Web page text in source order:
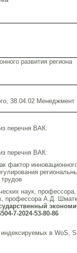
развития региона
38.04.02 Менеджмент
перечня ВАК:
перечня ВАК:
фактор
наук,
профессора А.Д.
7-2024-53-80-86
в WoS,